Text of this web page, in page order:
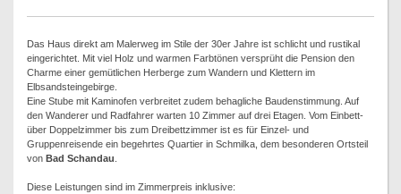
Das Haus direkt am Malerweg im Stile der 30er Jahre ist schlicht und rustikal
eingerichtet. Mit viel Holz und warmen Farbtönen versprüht die Pension den
Charme einer gemütlichen Herberge zum Wandern und Klettern im
Elbsandsteingebirge.
Eine Stube mit Kaminofen verbreitet zudem behagliche Baudenstimmung. Auf
den Wanderer und Radfahrer warten 10 Zimmer auf drei Etagen. Vom Einbett-
über Doppelzimmer bis zum Dreibettzimmer ist es für Einzel- und
Gruppenreisende ein begehrtes Quartier in Schmilka, dem besonderen Ortsteil
von Bad Schandau
Diese Leistungen sind im Zimmerpreis inklusive: